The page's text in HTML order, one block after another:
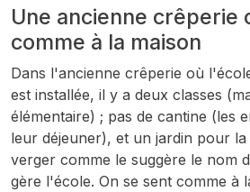
Une ancienne crêperie
comme à la maison
Dans l'ancienne crêperie où
est installée, il y a deux classes
élémentaire) ; pas de cantine (les
leur déjeuner), et un jardin pour
verger comme le suggère le nom
gère l'école. On se sent comme à